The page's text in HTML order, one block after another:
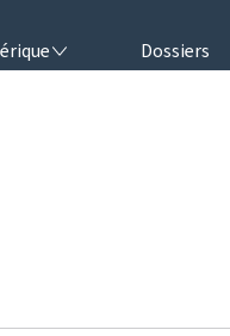
Dossiers